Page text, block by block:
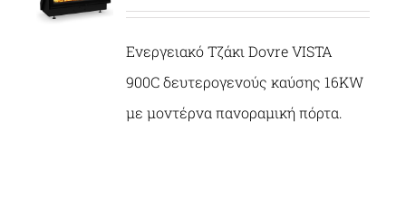
Ενεργειακό Τζάκι Dovre VISTA
900C δευτερογενούς καύσης 16KW
με μοντέρνα πανοραμική πόρτα.